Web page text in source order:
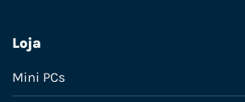
Loja
Mini PCs